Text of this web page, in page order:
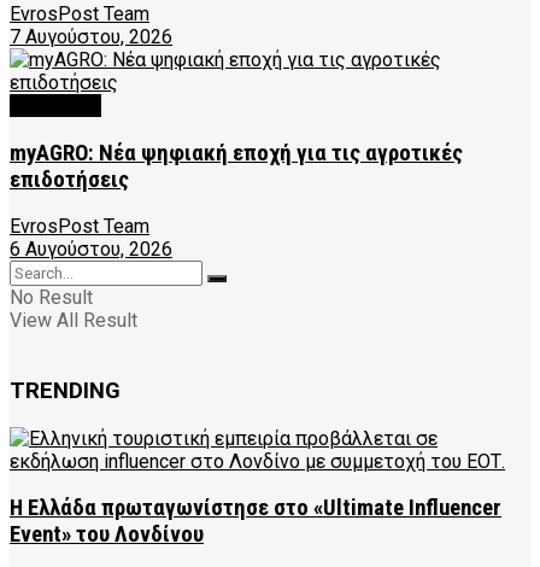
EvrosPost Team
7 Αυγούστου, 2026
myAGRO: Νέα ψηφιακή εποχή για τις αγροτικές
επιδοτήσεις
EvrosPost Team
6 Αυγούστου, 2026
No Result
View All Result
TRENDING
Η Ελλάδα πρωταγωνίστησε στο «Ultimate Influencer
Event» του Λονδίνου